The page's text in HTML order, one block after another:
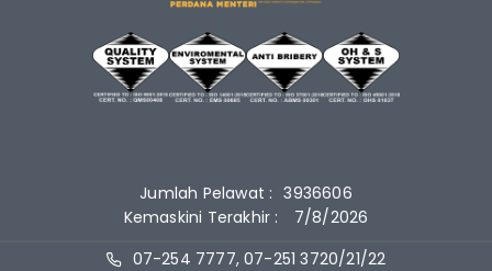
Jumlah Pelawat : 3936606
Kemaskini Terakhir :
7/8/2026
07-254 7777, 07-251 3720/21/22